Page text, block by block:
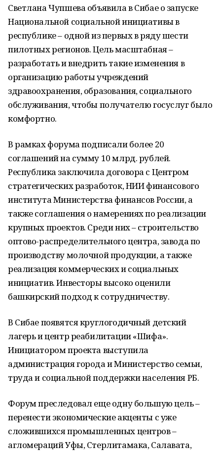
Светлана Чупшева объявила в Сибае о запуске
Национальной социальной инициативы в
республике – одной из первых в ряду шести
пилотных регионов. Цель масштабная –
разработать и внедрить такие изменения в
организацию работы учреждений
здравоохранения, образования, социального
обслуживания, чтобы получателю госуслуг было
комфортно.
В рамках форума подписали более 20
соглашений на сумму 10 млрд. рублей.
Республика заключила договора с Центром
стратегических разработок, НИИ финансового
института Министерства финансов России, а
также соглашения о намерениях по реализации
крупных проектов. Среди них – строительство
оптово-распределительного центра, завода по
производству молочной продукции, а также
реализация коммерческих и социальных
инициатив. Инвесторы высоко оценили
башкирский подход к сотрудничеству.
В Сибае появятся круглогодичный детский
лагерь и центр реабилитации «Шифа».
Инициатором проекта выступила
администрация города и Министерство семьи,
труда и социальной поддержки населения РБ.
Форум преследовал еще одну большую цель –
перенести экономические акценты с уже
сложившихся промышленных центров –
агломераций Уфы, Стерлитамака, Салавата,